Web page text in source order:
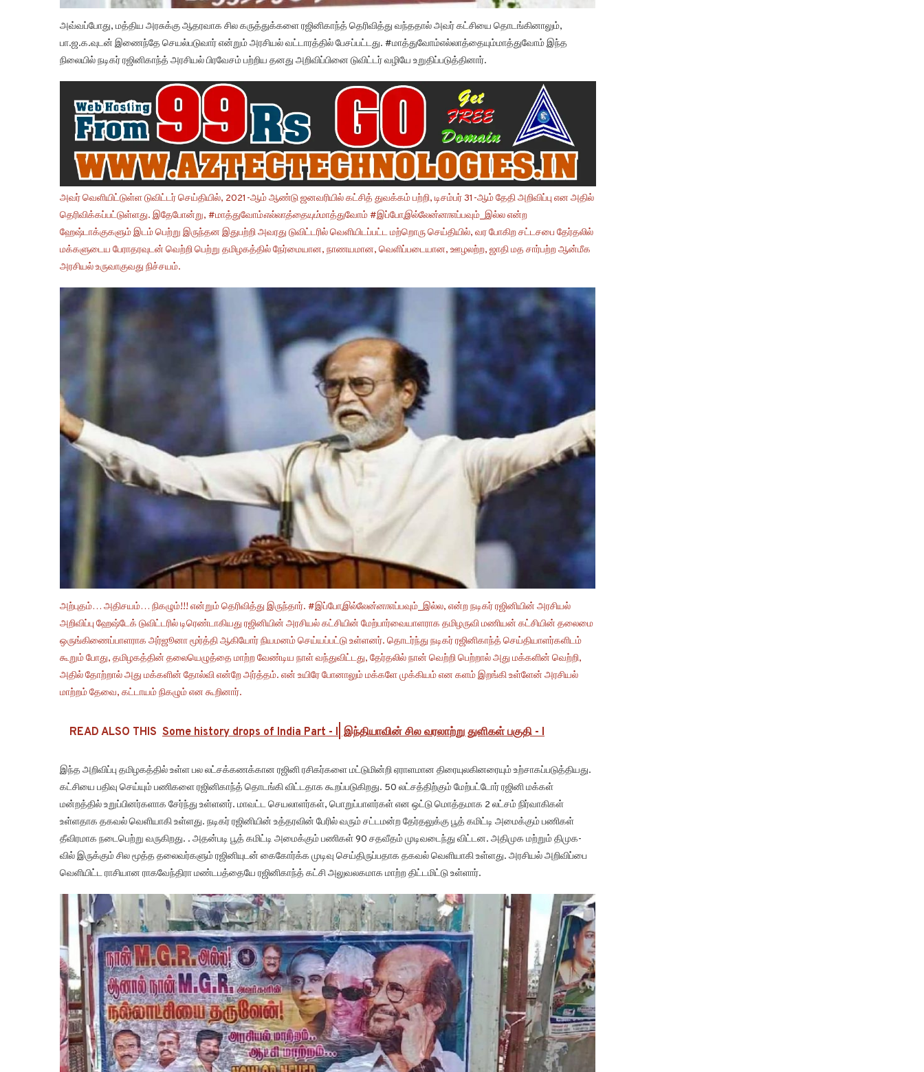
அவ்வப்போது, மத்திய அரசுக்கு ஆதரவாக சில கருத்துக்களை ரஜினிகாந்த் தெரிவித்து வந்ததால் அவர் கட்சியை தொடங்கினாலும்,
பா.ஜ.க.வுடன் இணைந்தே செயல்படுவார் என்றும் அரசியல் வட்டாரத்தில் பேசப்பட்டது. #மாத்துவோம்எல்லாத்தையும்மாத்துவோம் இந்த
நிலையில் நடிகர் ரஜினிகாந்த் அரசியல் பிரவேசம் பற்றிய தனது அறிவிப்பினை டுவிட்டர் வழியே உறுதிப்படுத்தினார்.
அவர் வெளியிட்டுள்ள டுவிட்டர் செய்தியில், 2021-ஆம் ஆண்டு ஜனவரியில் கட்சித் துவக்கம் பற்றி, டிசம்பர் 31-ஆம் தேதி அறிவிப்பு என அதில்
தெரிவிக்கப்பட்டுள்ளது. இதேபோன்று, #மாத்துவோம்எல்லாத்தையும்மாத்துவோம் #இப்போஇல்லேன்னாஎப்பவும்_இல்ல என்ற
ஹேஷ்டாக்குகளும் இடம் பெற்று இருந்தன இதுபற்றி அவரது டுவிட்டரில் வெளியிடப்பட்ட மற்றொரு செய்தியில், வர போகிற சட்டசபை தேர்தலில்
மக்களுடைய பேராதரவுடன் வெற்றி பெற்று தமிழகத்தில் நேர்மையான, நாணயமான, வெளிப்படையான, ஊழலற்ற, ஜாதி மத சார்பற்ற ஆன்மீக
அரசியல் உருவாகுவது நிச்சயம்.
அற்புதம்… அதிசயம்… நிகழும்!!! என்றும் தெரிவித்து இருந்தார். #இப்போஇல்லேன்னாஎப்பவும்_இல்ல, என்ற நடிகர் ரஜினியின் அரசியல்
அறிவிப்பு ஹேஷ்டேக் டுவிட்டரில் டிரெண்டாகியது ரஜினியின் அரசியல் கட்சியின் மேற்பார்வையாளராக தமிழருவி மணியன் கட்சியின் தலைமை
ஒருங்கிணைப்பாளராக அர்ஜூனா மூர்த்தி ஆகியோர் நியமனம் செய்யப்பட்டு உள்ளனர். தொடர்ந்து நடிகர் ரஜினிகாந்த் செய்தியாளர்களிடம்
கூறும் போது, தமிழகத்தின் தலையெழுத்தை மாற்ற வேண்டிய நாள் வந்துவிட்டது, தேர்தலில் நான் வெற்றி பெற்றால் அது மக்களின் வெற்றி,
அதில் தோற்றால் அது மக்களின் தோல்வி என்றே அர்த்தம். என் உயிரே போனாலும் மக்களே முக்கியம் என களம் இறங்கி உள்ளேன் அரசியல்
மாற்றம் தேவை, கட்டாயம் நிகழும் என கூறினார்.
READ ALSO THIS Some history drops of India Part - I| இந்தியாவின் சில வரலாற்று துளிகள் பகுதி - I
இந்த அறிவிப்பு தமிழகத்தில் உள்ள பல லட்சக்கணக்கான ரஜினி ரசிகர்களை மட்டுமின்றி ஏராளமான திரையுலகினரையும் உற்சாகப்படுத்தியது.
கட்சியை பதிவு செய்யும் பணிகளை ரஜினிகாந்த் தொடங்கி விட்டதாக கூறப்படுகிறது. 50 லட்சத்திற்கும் மேற்பட்டோர் ரஜினி மக்கள்
மன்றத்தில் உறுப்பினர்களாக சேர்ந்து உள்ளனர். மாவட்ட செயலாளர்கள், பொறுப்பாளர்கள் என ஒட்டு மொத்தமாக 2 லட்சம் நிர்வாகிகள்
உள்ளதாக தகவல் வெளியாகி உள்ளது. நடிகர் ரஜினியின் உத்தரவின் பேரில் வரும் சட்டமன்ற தேர்தலுக்கு பூத் கமிட்டி அமைக்கும் பணிகள்
தீவிரமாக நடைபெற்று வருகிறது. . அதன்படி பூத் கமிட்டி அமைக்கும் பணிகள் 90 சதவீதம் முடிவடைந்து விட்டன. அதிமுக மற்றும் திமுக-
வில் இருக்கும் சில மூத்த தலைவர்களும் ரஜினியுடன் கைகோர்க்க முடிவு செய்திருப்பதாக தகவல் வெளியாகி உள்ளது. அரசியல் அறிவிப்பை
வெளியிட்ட ராசியான ராகவேந்திரா மண்டபத்தையே ரஜினிகாந்த் கட்சி அலுவலகமாக மாற்ற திட்டமிட்டு உள்ளார்.